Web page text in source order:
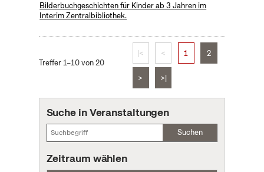
Bilderbuchgeschichten für Kinder ab 3 Jahren im
Interim Zentralbibliothek.
Treffer 1–10 von 20
|< < 1 2
> >|
Suche in Veranstaltungen
Suchen
Zeitraum wählen